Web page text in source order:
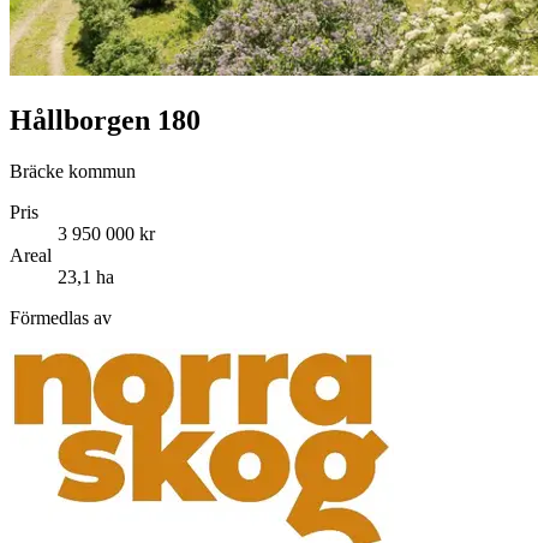
Hållborgen 180
Bräcke kommun
Pris
3 950 000 kr
Areal
23,1 ha
Förmedlas av